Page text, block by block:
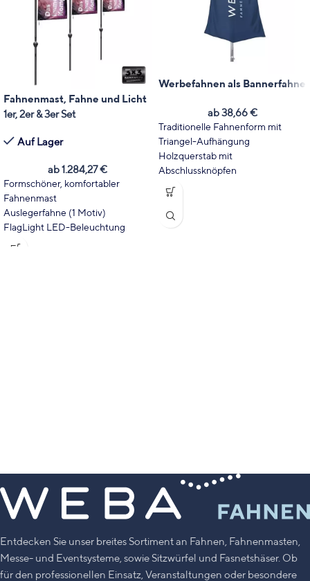
Fahnenmast, Fahne und Licht
1er, 2er & 3er Set
Auf Lager
ab1.284,27€
Formschöner, komfortabler
Fahnenmast
Auslegerfahne (1 Motiv)
FlagLight LED-Beleuchtung
Dreh- und hissbarer Ausleger
gekennzeichnete Artikel, weitere
Artikel im Warenkorb werden
regulär berechnet.
Werbefahnen als Bannerfahne
ab38,66€
Traditionelle Fahnenform mit
Triangel-Aufhängung
Holzquerstab mit
Abschlussknöpfen
Auch ohne Wind gut
Sichtbar/Lesbar
Mit ihrem individuellen Design
Entdecken Sie unser breites Sortiment an Fahnen, Fahnenmasten,
Messe- und Eventsysteme, sowie Sitzwürfel und Fasnetshäser. Ob
für den professionellen Einsatz, Veranstaltungen oder besondere